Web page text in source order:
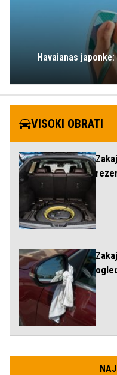
Havaianas
VISOKI OBRATI